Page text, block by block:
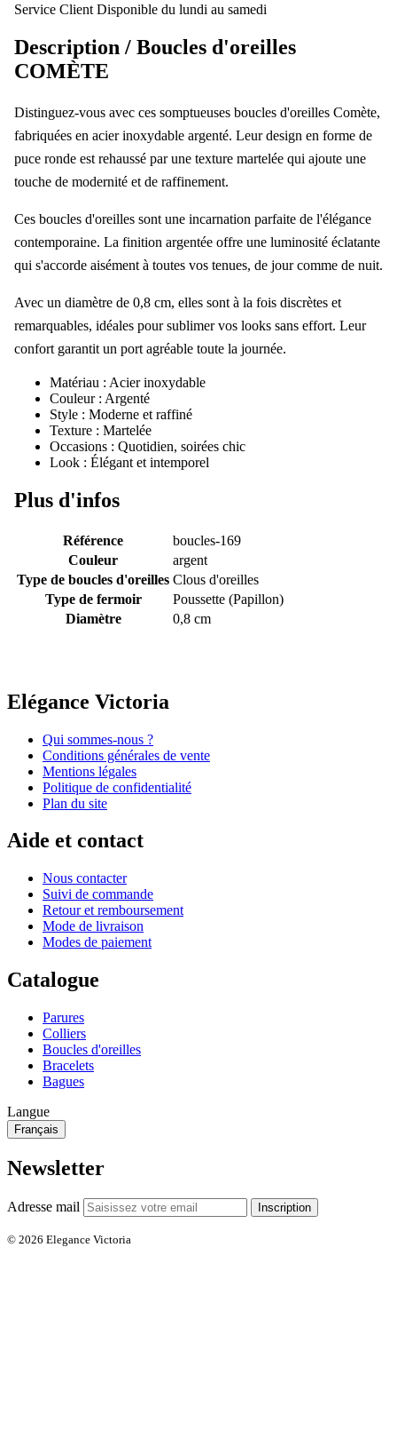
Service Client Disponible du lundi au samedi
Description / Boucles d'oreilles
COMÈTE
Distinguez-vous avec ces somptueuses boucles d'oreilles Comète,
fabriquées en acier inoxydable argenté. Leur design en forme de
puce ronde est rehaussé par une texture martelée qui ajoute une
touche de modernité et de raffinement.
Ces boucles d'oreilles sont une incarnation parfaite de l'élégance
contemporaine. La finition argentée offre une luminosité éclatante
qui s'accorde aisément à toutes vos tenues, de jour comme de nuit.
Avec un diamètre de 0,8 cm, elles sont à la fois discrètes et
remarquables, idéales pour sublimer vos looks sans effort. Leur
confort garantit un port agréable toute la journée.
Matériau : Acier inoxydable
Couleur : Argenté
Style : Moderne et raffiné
Texture : Martelée
Occasions : Quotidien, soirées chic
Look : Élégant et intemporel
Plus d'infos
Référence
boucles-169
Couleur
argent
Type de boucles d'oreilles Clous d'oreilles
Type de fermoir
Poussette (Papillon)
Diamètre
0,8 cm
Elégance Victoria
Qui sommes-nous ?
Conditions générales de vente
Mentions légales
Politique de confidentialité
Plan du site
Aide et contact
Nous contacter
Suivi de commande
Retour et remboursement
Mode de livraison
Modes de paiement
Catalogue
Parures
Colliers
Boucles d'oreilles
Bracelets
Bagues
Langue
Français
Newsletter
Adresse mail Inscription
© 2026 Elegance Victoria